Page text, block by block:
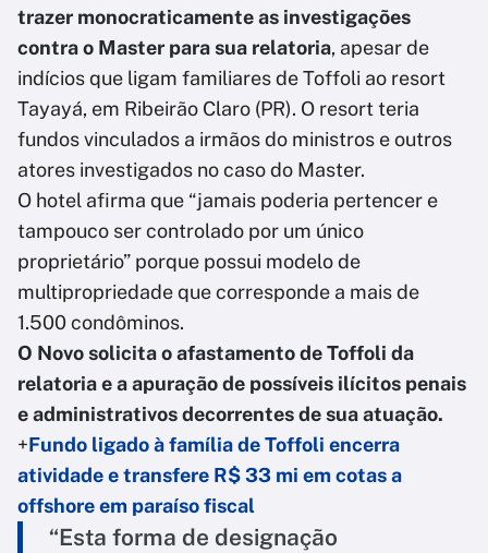
trazer monocraticamente as investigações
contra o Master para sua relatoria, apesar de
indícios que ligam familiares de Toffoli ao resort
Tayayá, em Ribeirão Claro (PR). O resort teria
fundos vinculados a irmãos do ministros e outros
atores investigados no caso do Master.
O hotel afirma que “jamais poderia pertencer e
tampouco ser controlado por um único
proprietário” porque possui modelo de
multipropriedade que corresponde a mais de
1.500 condôminos.
O Novo solicita o afastamento de Toffoli da
relatoria e a apuração de possíveis ilícitos penais
e administrativos decorrentes de sua atuação.
+Fundo ligado à família de Toffoli encerra
atividade e transfere R$ 33 mi em cotas a
offshore em paraíso fiscal
“Esta forma de designação